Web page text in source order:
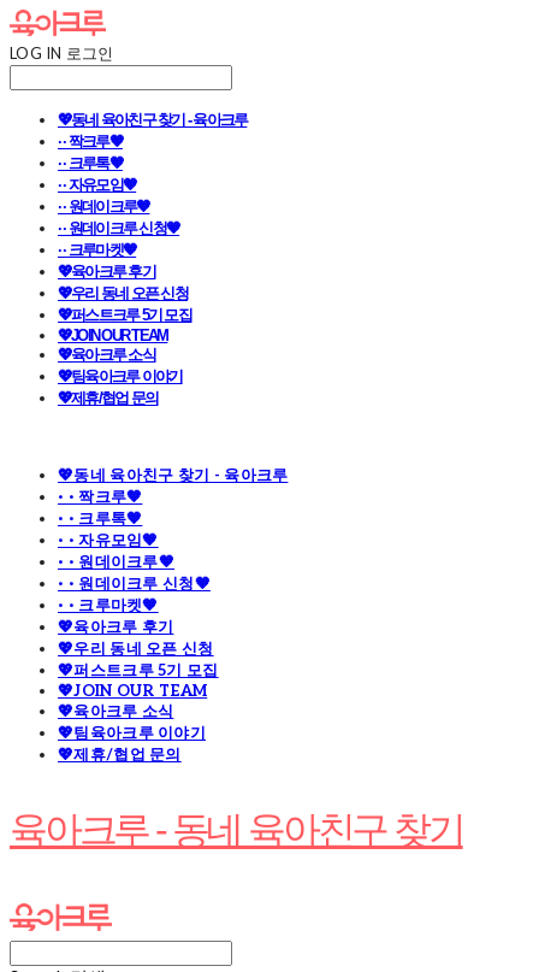
LOG IN 로그인
💖동네 육아친구 찾기 - 육아크루
· · 짝크루🧡
· · 크루톡🧡
· · 자유모임🧡
· · 원데이크루🧡
· · 원데이크루 신청🧡
· · 크루마켓🧡
💖육아크루 후기
💖우리 동네 오픈 신청
💖퍼스트크루 5기 모집
💖JOIN OUR TEAM
💖육아크루 소식
💖팀육아크루 이야기
💖제휴/협업 문의
💖동네 육아친구 찾기 - 육아크루
· · 짝크루🧡
· · 크루톡🧡
· · 자유모임🧡
· · 원데이크루🧡
· · 원데이크루 신청🧡
· · 크루마켓🧡
💖육아크루 후기
💖우리 동네 오픈 신청
💖퍼스트크루 5기 모집
💖JOIN OUR TEAM
💖육아크루 소식
💖팀육아크루 이야기
💖제휴/협업 문의
육아크루 - 동네 육아친구 찾기